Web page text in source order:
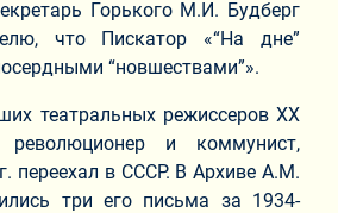
Горького М.И. Будберг
что Пискатор «“На дне”
“новшествами”».
театральных режиссеров ХХ
и коммунист,
переехал в СССР. В Архиве А.М.
три его письма за 1934-